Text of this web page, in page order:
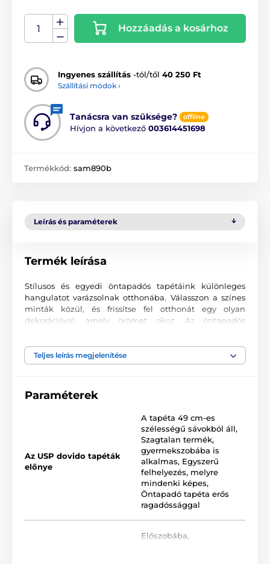
Hozzáadás a kosárhoz
Ingyenes szállítás -tól/től 40 250 Ft
Szállítási módok ›
Tanácsra van szüksége? offline
Hívjon a következő 003614451698
Termékkód: sam890b
Leírás és paraméterek
Termék leírása
Stílusos és egyedi öntapadós tapétáink különleges
hangulatot varázsolnak otthonába. Válasszon a színes
minták közül, és frissítse fel otthonát egy olyan
dekorációval, amely örömet okoz. Az öntapadós
Tökéletes nyomtatási kivitel
és finom textúrájú anyagra nyomtatjuk. A nyomtatás
fóliára. Ezek a tapéták PVC-mentesek, és erősen tapadó
akrilragasztóval vannak bevonva, amely biztos tartást
garantál a falon. A tintasugaras nyomtatásnak
köszönhetően rendkívül tartósak és élénk színekben
maradnak.
Elérhető méretek öntapadós tapétáinkból (cm-ben –
szélesség x magasság):
Tapétáink különböző méretekben és típusokban
Teljes leírás megjelenítése
Paraméterek
Az USP dovido tapéták
előnye
A tapéta 49 cm-es
szélességű sávokból áll,
Szagtalan termék,
gyermekszobába is
alkalmas, Egyszerű
felhelyezés, melyre
mindenki képes,
Öntapadó tapéta erős
ragadóssággal
Előszobába,